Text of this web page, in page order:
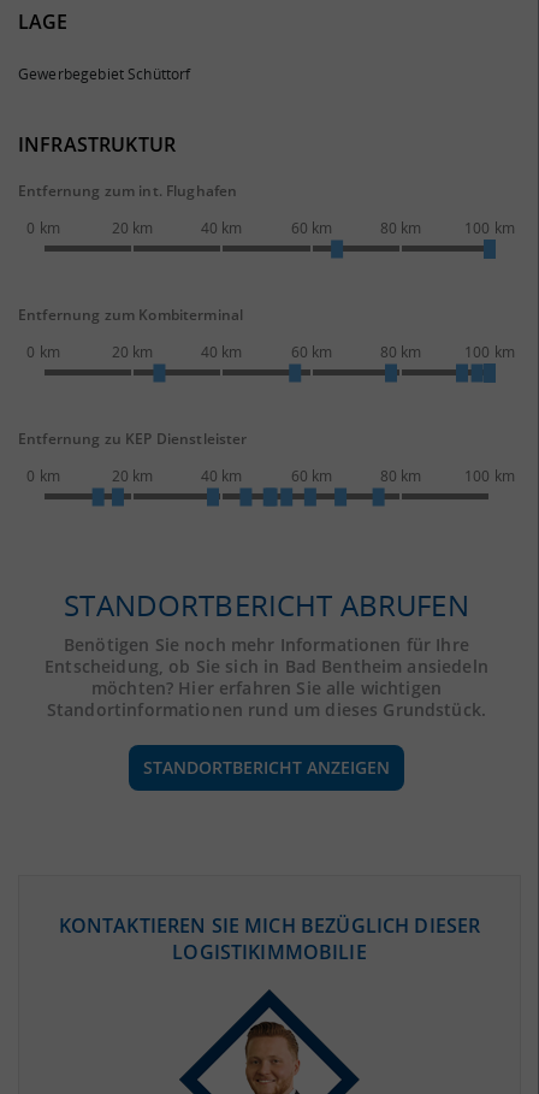
LAGE
Gewerbegebiet Schüttorf
INFRASTRUKTUR
Entfernung zum int. Flughafen
0 km
20 km 40 km 60 km 80 km 100 km
Entfernung zum Kombiterminal
0 km
20 km 40 km 60 km 80 km 100 km
Entfernung zu KEP Dienstleister
0 km
20 km 40 km 60 km 80 km 100 km
STANDORTBERICHT ABRUFEN
Benötigen Sie noch mehr Informationen für Ihre
Entscheidung, ob Sie sich in Bad Bentheim ansiedeln
möchten? Hier erfahren Sie alle wichtigen
Standortinformationen rund um dieses Grundstück.
STANDORTBERICHT ANZEIGEN
(STAND: 12/2019)
KONTAKTIEREN SIE MICH BEZÜGLICH DIESER
LOGISTIKIMMOBILIE